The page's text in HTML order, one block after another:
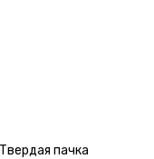
пачка